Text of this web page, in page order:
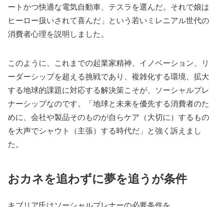
ートかつ快適な電気自動車、テスラを選んだ。それで娘は
ヒーロー扱いされて喜んだ」という若いミレニアル世代の
消費者心理を説明しました。
このように、これまでの起業家精神、イノベーション、リ
ーダーシップを超える挑戦であり、複雑化する環境、拡大
する地球的課題に対応する解決策こそが、ソーシャルプレ
ナーシップなのです。「地球と未来を優先する消費者のた
めに、会社や製品そのものが自らケア（大切に）するもの
を大声でシャウト（主張）する時代だ」と強く訴えまし
た。
おカネを追わずに夢を追うが条件
キブリア氏はソーシャルプレナーの必要条件を